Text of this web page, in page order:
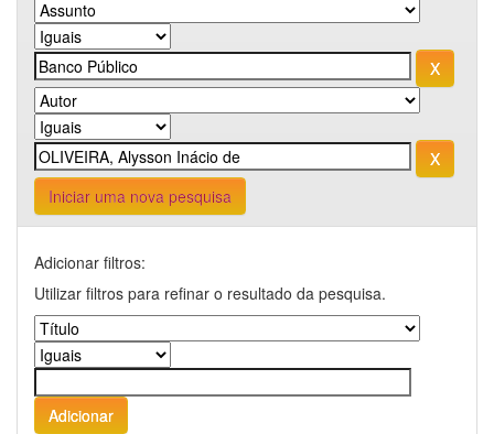
Iniciar uma nova pesquisa
Adicionar filtros:
Utilizar filtros para refinar o resultado da pesquisa.